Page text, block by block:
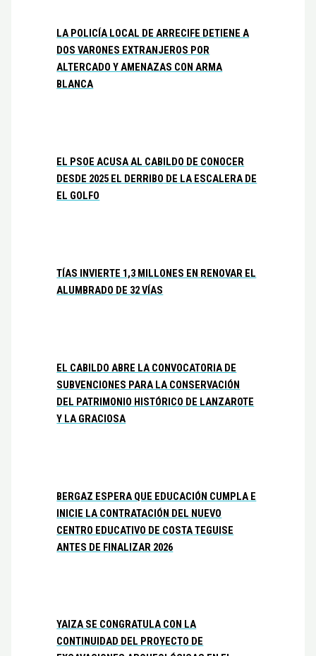
LA POLICÍA LOCAL DE ARRECIFE DETIENE A
DOS VARONES EXTRANJEROS POR
ALTERCADO Y AMENAZAS CON ARMA
BLANCA
EL PSOE ACUSA AL CABILDO DE CONOCER
DESDE 2025 EL DERRIBO DE LA ESCALERA DE
EL GOLFO
TÍAS INVIERTE 1,3 MILLONES EN RENOVAR EL
ALUMBRADO DE 32 VÍAS
EL CABILDO ABRE LA CONVOCATORIA DE
SUBVENCIONES PARA LA CONSERVACIÓN
DEL PATRIMONIO HISTÓRICO DE LANZAROTE
Y LA GRACIOSA
BERGAZ ESPERA QUE EDUCACIÓN CUMPLA E
INICIE LA CONTRATACIÓN DEL NUEVO
CENTRO EDUCATIVO DE COSTA TEGUISE
ANTES DE FINALIZAR 2026
YAIZA SE CONGRATULA CON LA
CONTINUIDAD DEL PROYECTO DE